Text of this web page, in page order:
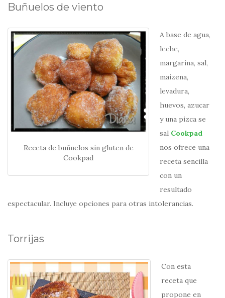
Buñuelos de viento
Receta de buñuelos sin gluten de
Cookpad
A base de agua,
leche,
margarina, sal,
maizena,
levadura,
huevos, azucar
y una pizca se
sal Cookpad
nos ofrece una
receta sencilla
con un
resultado
espectacular. Incluye opciones para otras intolerancias.
Torrijas
Con esta
receta que
propone en